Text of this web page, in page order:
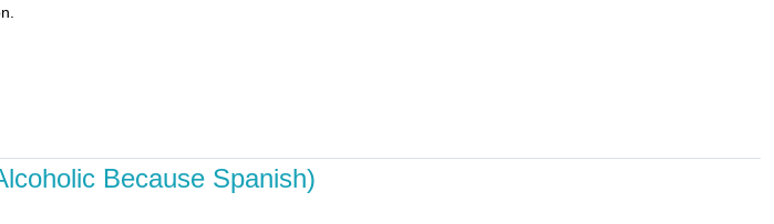
Because Spanish)